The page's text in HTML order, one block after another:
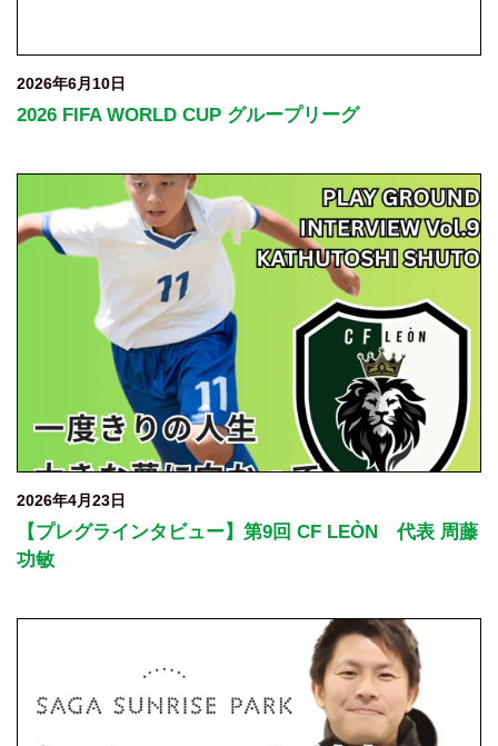
2026年6月10日
2026 FIFA WORLD CUP グループリーグ
2026年4月23日
【プレグラインタビュー】第9回 CF LEÒN 代表 周藤
功敏